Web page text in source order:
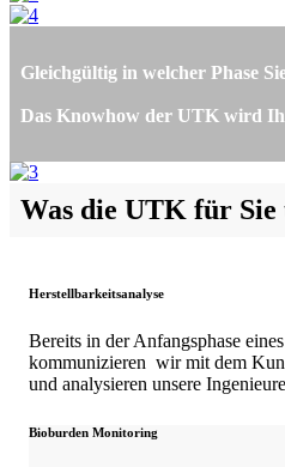
Gleichgültig in welcher Phase
Das Knowhow der UTK wird
Was die UTK für Sie
Herstellbarkeitsanalyse
Bereits in der Anfangsphase
kommunizieren wir mit dem
und analysieren unsere
Bioburden Monitoring